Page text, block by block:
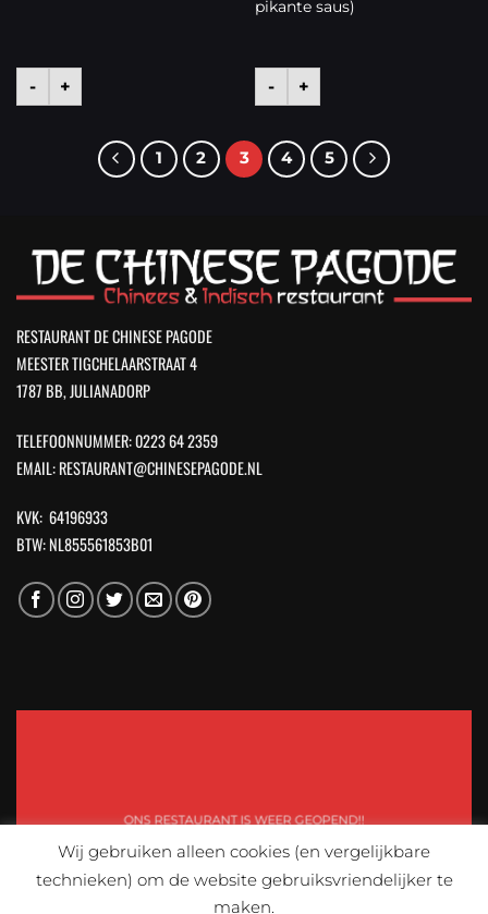
- +
pikante saus)
- +
1 2 3 4 5
RESTAURANT DE CHINESE PAGODE
MEESTER TIGCHELAARSTRAAT 4
1787 BB, JULIANADORP
TELEFOONNUMMER: 0223 64 2359
EMAIL: RESTAURANT@CHINESEPAGODE.NL
KVK: 64196933
BTW: NL855561853B01
ONS RESTAURANT IS WEER GEOPEND!!
Wij gebruiken alleen cookies (en vergelijkbare
technieken) om de website gebruiksvriendelijker te
maken.